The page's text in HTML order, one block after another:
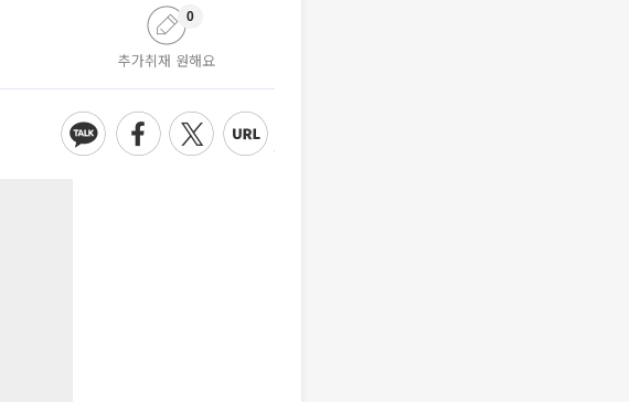
추가취재 원해요
0